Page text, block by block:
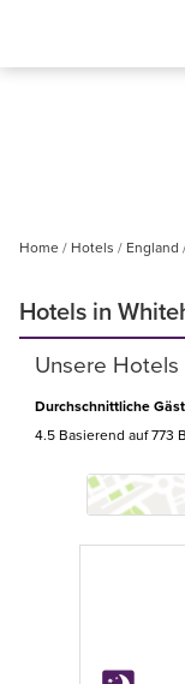
Home Hotels England
Hotels in
Unsere Hotels
Durchschnittliche
4.5 Basierend auf773